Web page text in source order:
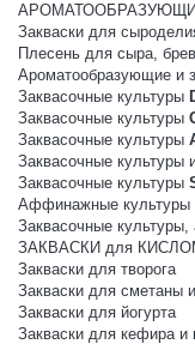
Закваски для
Плесень для сыра,
Ароматообразующие и
Заквасочные культуры
Заквасочные культуры
Заквасочные культуры
Заквасочные культуры
Заквасочные культуры
Аффинажные культуры
Заквасочные
ЗАКВАСКИ для
Закваски для творога
Закваски для сметаны
Закваски для йогурта
Закваски для кефира и